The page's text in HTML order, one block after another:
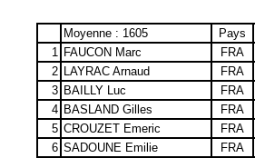
Moyenne : 1605
Pays
1 FAUCON Marc
FRA
2 LAYRAC Arnaud
FRA
3 BAILLY Luc
FRA
4 BASLAND Gilles
FRA
5 CROUZET Emeric
FRA
6 SADOUNE Emilie
FRA